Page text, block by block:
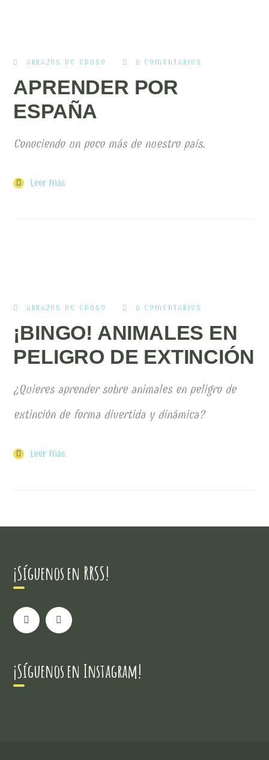
ABRAZOS DE EDUSO 0 COMENTARIOS
APRENDER POR
ESPAÑA
Conociendo un poco más de nuestro país.
Leer Más
ABRAZOS DE EDUSO 0 COMENTARIOS
¡BINGO! ANIMALES EN
PELIGRO DE EXTINCIÓN
¿Quieres aprender sobre animales en peligro de
extinción de forma divertida y dinámica?
Leer Más
¡Síguenos en RRSS!
¡Síguenos en Instagram!